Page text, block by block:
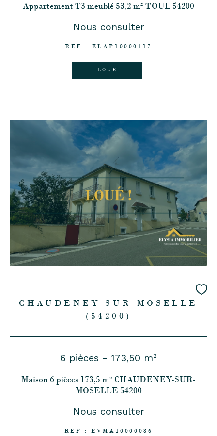
Appartement T3 meublé 53,2 m² TOUL 54200
Nous consulter
REF : ELAP10000117
LOUÉ
CHAUDENEY-SUR-MOSELLE
(54200)
6 pièces - 173,50 m²
Maison 6 pièces 173,5 m² CHAUDENEY-SUR-
MOSELLE 54200
Nous consulter
REF : EVMA10000086